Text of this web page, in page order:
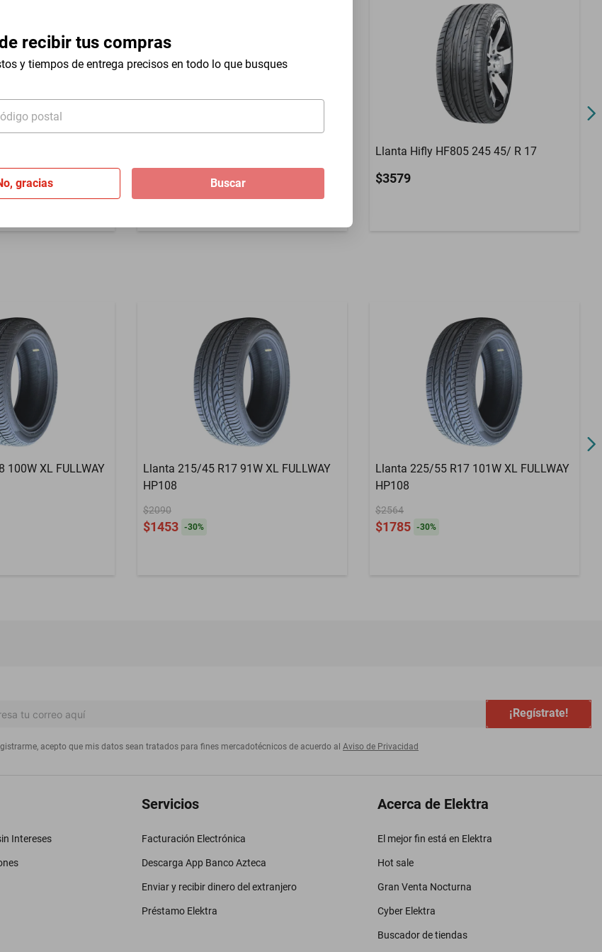
recibir tus compras
y tiempos de entrega precisos en todo lo que busques
postal
gracias Buscar
Llanta Hifly HF805 245 45/ R 17
$3579
100W XL FULLWAY
Llanta 215/45 R17 91W XL FULLWAY
HP108
$2090
$1453 -30%
Llanta 225/55 R17 101W XL FULLWAY
HP108
$2564
$1785 -30%
¡Regístrate!
acepto que mis datos sean tratados para fines mercadotécnicos de acuerdo al Aviso de Privacidad
Intereses
Servicios
Facturación Electrónica
Descarga App Banco Azteca
Enviar y recibir dinero del extranjero
Préstamo Elektra
Acerca de Elektra
El mejor fin está en Elektra
Hot sale
Gran Venta Nocturna
Cyber Elektra
Buscador de tiendas